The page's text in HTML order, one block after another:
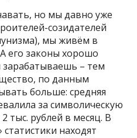
но мы давно уже
созидателей
мы живём в
его законы хорошо
– тем
по данным
больше: средняя
за символическую
тыс. рублей в месяц. В
находят